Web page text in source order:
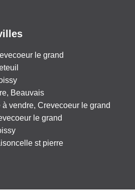
le grand
Beauvais
vendre, Crevecoeur le grand
le grand
st pierre